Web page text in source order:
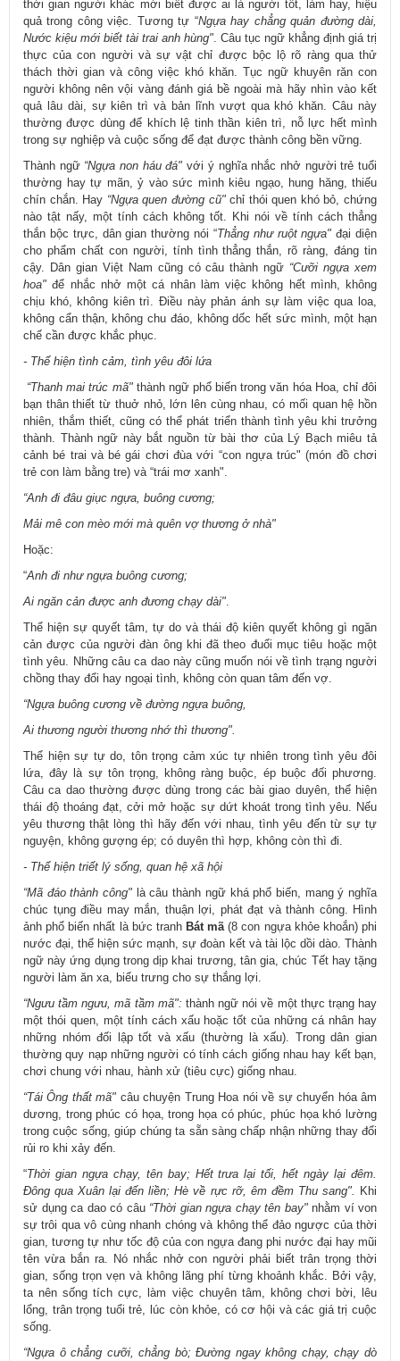
thời gian người khác mới biết được ai là người tốt, làm hay, hiệu
quả trong công việc. Tương tự “Ngựa hay chẳng quản đường dài,
Nước kiệu mới biết tài trai anh hùng". Câu tục ngữ khẳng định giá trị
thực của con người và sự vật chỉ được bộc lộ rõ ràng qua thử
thách thời gian và công việc khó khăn. Tục ngữ khuyên răn con
người không nên vội vàng đánh giá bề ngoài mà hãy nhìn vào kết
quả lâu dài, sự kiên trì và bản lĩnh vượt qua khó khăn. Câu này
thường được dùng để khích lệ tinh thần kiên trì, nỗ lực hết mình
trong sự nghiệp và cuộc sống để đạt được thành công bền vững.
Thành ngữ “Ngựa non háu đá" với ý nghĩa nhắc nhở người trẻ tuổi
thường hay tự mãn, ỷ vào sức mình kiêu ngạo, hung hăng, thiếu
chín chắn. Hay “Ngựa quen đường cũ"chỉ thói quen khó bỏ, chứng
nào tật nấy, một tính cách không tốt. Khi nói về tính cách thẳng
thắn bộc trực, dân gian thường nói “Thẳng như ruột ngựa" đại diện
cho phẩm chất con người, tính tình thẳng thắn, rõ ràng, đáng tin
cậy. Dân gian Việt Nam cũng có câu thành ngữ “Cưỡi ngựa xem
hoa" để nhắc nhở một cá nhân làm việc không hết mình, không
chịu khó, không kiên trì. Điều này phản ánh sự làm việc qua loa,
không cẩn thận, không chu đáo, không dốc hết sức mình, một hạn
chế cần được khắc phục.
- Thể hiện tình cảm, tình yêu đôi lứa
“Thanh mai trúc mã"thành ngữ phổ biến trong văn hóa Hoa, chỉ đôi
bạn thân thiết từ thuở nhỏ, lớn lên cùng nhau, có mối quan hệ hồn
nhiên, thắm thiết, cũng có thể phát triển thành tình yêu khi trưởng
thành. Thành ngữ này bắt nguồn từ bài thơ của Lý Bạch miêu tả
cảnh bé trai và bé gái chơi đùa với “con ngựa trúc" (món đồ chơi
trẻ con làm bằng tre) và “trái mơ xanh".
“Anh đi đâu giục ngựa, buông cương;
Mải mê con mèo mới mà quên vợ thương ở nhà"
Hoặc:
“Anh đi như ngựa buông cương;
Ai ngăn cản được anh đương chạy dài".
Thể hiện sự quyết tâm, tự do và thái độ kiên quyết không gì ngăn
cản được của người đàn ông khi đã theo đuổi mục tiêu hoặc một
tình yêu. Những câu ca dao này cũng muốn nói về tình trạng người
chồng thay đổi hay ngoại tình, không còn quan tâm đến vợ.
“Ngựa buông cương về đường ngựa buông,
Ai thương người thương nhớ thì thương".
Thể hiện sự tự do, tôn trọng cảm xúc tự nhiên trong tình yêu đôi
lứa, đây là sự tôn trọng, không ràng buộc, ép buộc đối phương.
Câu ca dao thường được dùng trong các bài giao duyên, thể hiện
thái độ thoáng đạt, cởi mở hoặc sự dứt khoát trong tình yêu. Nếu
yêu thương thật lòng thì hãy đến với nhau, tình yêu đến từ sự tự
nguyện, không gượng ép; có duyên thì hợp, không còn thì đi.
- Thể hiện triết lý sống, quan hệ xã hội
“Mã đáo thành công" là câu thành ngữ khá phổ biến, mang ý nghĩa
chúc tụng điều may mắn, thuận lợi, phát đạt và thành công. Hình
ảnh phổ biến nhất là bức tranh Bát mã(8 con ngựa khỏe khoắn) phi
nước đại, thể hiện sức mạnh, sự đoàn kết và tài lộc dồi dào. Thành
ngữ này ứng dụng trong dịp khai trương, tân gia, chúc Tết hay tặng
người làm ăn xa, biểu trưng cho sự thắng lợi.
“Ngưu tầm ngưu, mã tầm mã": thành ngữ nói về một thực trạng hay
một thói quen, một tính cách xấu hoặc tốt của những cá nhân hay
những nhóm đối lập tốt và xấu (thường là xấu). Trong dân gian
thường quy nạp những người có tính cách giống nhau hay kết bạn,
chơi chung với nhau, hành xử (tiêu cực) giống nhau.
“Tái Ông thất mã" câu chuyện Trung Hoa nói về sự chuyển hóa âm
dương, trong phúc có họa, trong họa có phúc, phúc họa khó lường
trong cuộc sống, giúp chúng ta sẵn sàng chấp nhận những thay đổi
rủi ro khi xảy đến.
“Thời gian ngựa chạy, tên bay; Hết trưa lại tối, hết ngày lại đêm.
Đông qua Xuân lại đến liền; Hè về rực rỡ, êm đềm Thu sang". Khi
sử dụng ca dao có câu “Thời gian ngựa chạy tên bay"nhằm ví von
sự trôi qua vô cùng nhanh chóng và không thể đảo ngược của thời
gian, tương tự như tốc độ của con ngựa đang phi nước đại hay mũi
tên vừa bắn ra. Nó nhắc nhở con người phải biết trân trọng thời
gian, sống trọn vẹn và không lãng phí từng khoảnh khắc. Bởi vậy,
ta nên sống tích cực, làm việc chuyên tâm, không chơi bời, lêu
lổng, trân trọng tuổi trẻ, lúc còn khỏe, có cơ hội và các giá trị cuộc
sống.
“Ngựa ô chẳng cưỡi, chẳng bò; Đường ngay không chạy, chạy dò